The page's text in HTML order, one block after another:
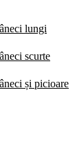
lungi
scurte
și picioare